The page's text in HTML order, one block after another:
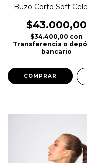
Buzo Corto Soft
$43.000,00
$34.400,00 con
Transferencia o
bancario
COMPRAR